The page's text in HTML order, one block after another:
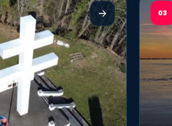
03